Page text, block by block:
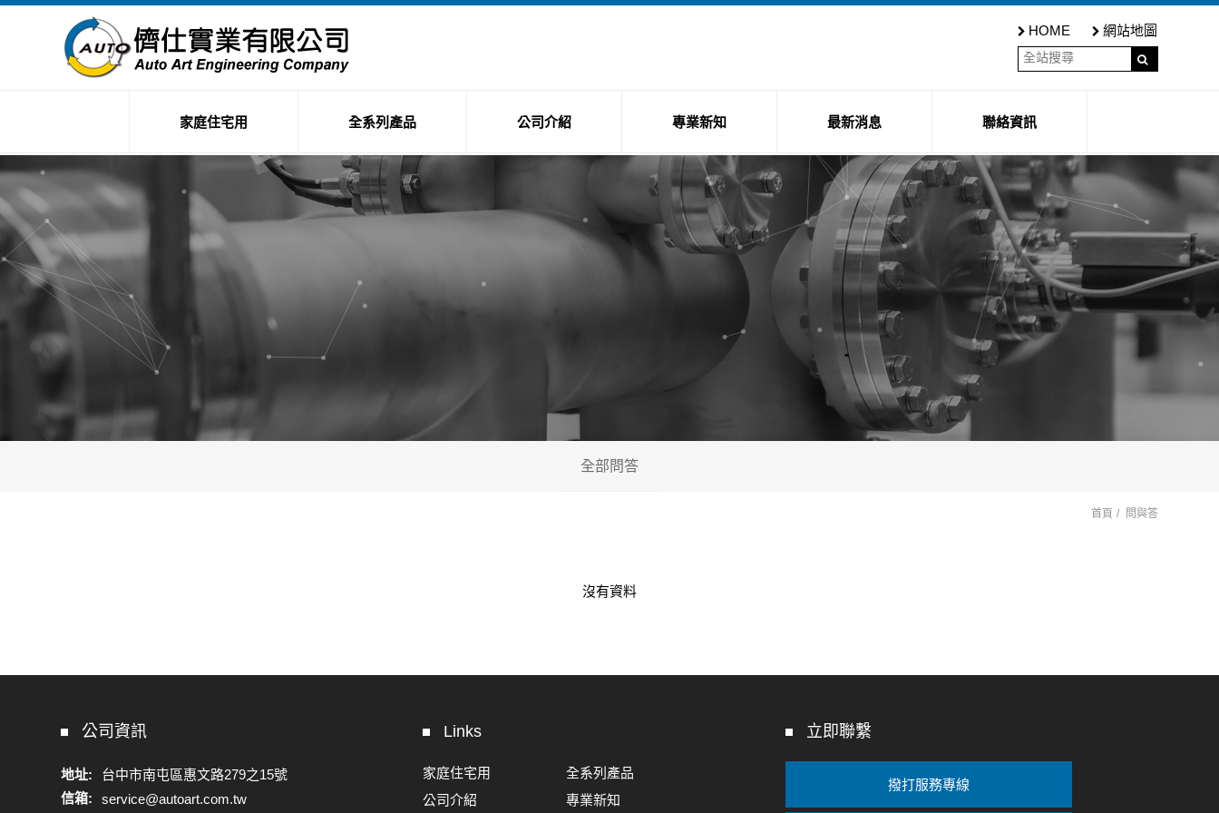
HOME 網站地圖
家庭住宅用 全系列產品 公司介紹 專業新知 最新消息 聯絡資訊
全部問答
首頁 問與答
沒有資料
公司資訊
地址:
台中市南屯區惠文路279之15號
信箱:
service@autoart.com.tw
Links
家庭住宅用
全系列產品
公司介紹
專業新知
立即聯繫
撥打服務專線